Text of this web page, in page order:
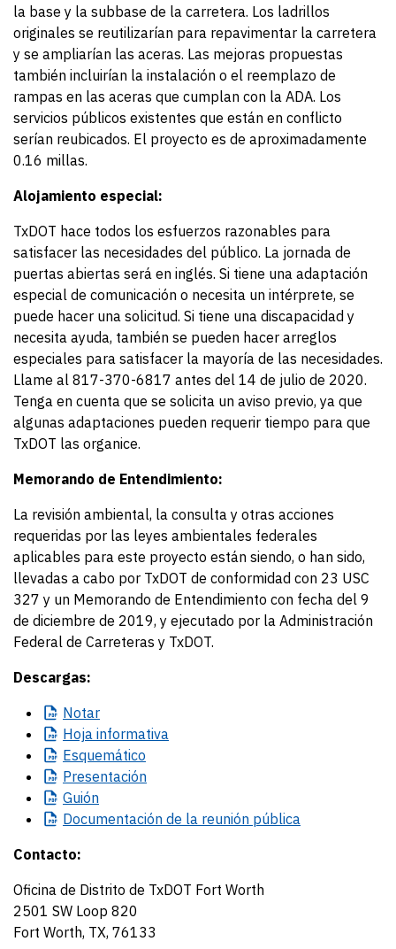
la base y la subbase de la carretera. Los ladrillos
originales se reutilizarían para repavimentar la carretera
y se ampliarían las aceras. Las mejoras propuestas
también incluirían la instalación o el reemplazo de
rampas en las aceras que cumplan con la ADA. Los
servicios públicos existentes que están en conflicto
serían reubicados. El proyecto es de aproximadamente
0.16 millas.
Alojamiento especial:
TxDOT hace todos los esfuerzos razonables para
satisfacer las necesidades del público. La jornada de
puertas abiertas será en inglés. Si tiene una adaptación
especial de comunicación o necesita un intérprete, se
puede hacer una solicitud. Si tiene una discapacidad y
necesita ayuda, también se pueden hacer arreglos
especiales para satisfacer la mayoría de las necesidades.
Llame al 817-370-6817 antes del 14 de julio de 2020.
Tenga en cuenta que se solicita un aviso previo, ya que
algunas adaptaciones pueden requerir tiempo para que
TxDOT las organice.
Memorando de Entendimiento:
La revisión ambiental, la consulta y otras acciones
requeridas por las leyes ambientales federales
aplicables para este proyecto están siendo, o han sido,
llevadas a cabo por TxDOT de conformidad con 23 USC
327 y un Memorando de Entendimiento con fecha del 9
de diciembre de 2019, y ejecutado por la Administración
Federal de Carreteras y TxDOT.
Descargas:
Notar
Hoja informativa
Esquemático
Presentación
Guión
Documentación de la reunión pública
Contacto:
Oficina de Distrito de TxDOT Fort Worth
2501 SW Loop 820
Fort Worth, TX, 76133